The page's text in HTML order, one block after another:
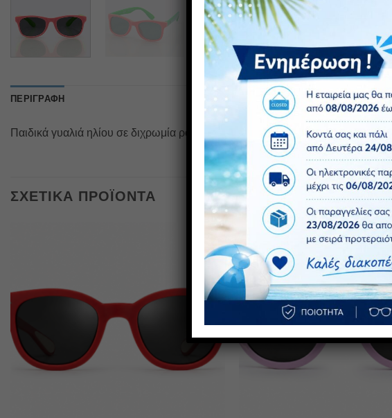
ΠΕΡΙΓΡΑΦΉ
Παιδικά γυαλιά ηλίου σε διχρωμία ροζ-πράσινο, προστασία UV400 και
ΣΧΕΤΙΚΆ ΠΡΟΪΌΝΤΑ
Πρόσθήκη
επιθυμιών